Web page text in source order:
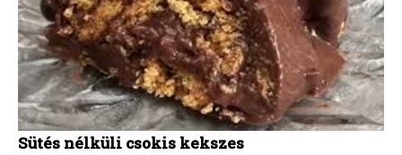
Sütés nélküli csokis kekszes